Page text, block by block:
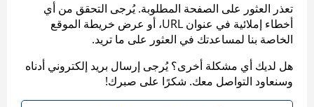
تعذر العثور على الصفحة المطلوبة. يُرجى التحقق من أي
أخطاء إملائية في عنوان URL، أو عرض خريطة الموقع
الخاصة بنا لمساعدتك في العثور على ما تريد.
هل لديك أي مشكلة أخرى؟ يُرجى إرسال بريد إلكتروني أدناه
وسنعاود التواصل معك. شكرًا على صبرك!